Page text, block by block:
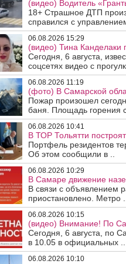
(видео) Водитель
18+ Страшное ДТП
справился с
06.08.2026 15:29
(видео) Тина Канделаки
Сегодня, 6 августа,
соцсетях видео с
06.08.2026 11:19
(фото) В Самарской
Пожар произошел
баня. Площадь горения
06.08.2026 10:41
В ТОР Тольятти
Портфель резидентов
Об этом сообщили в ..
06.08.2026 10:29
В Самаре движение
В связи с объявлением
приостановлено. Метро ..
06.08.2026 10:15
(видео) Внимание! По
Сегодня, 6 августа, по
в 10.05 в официальных ..
06.08.2026 10:10